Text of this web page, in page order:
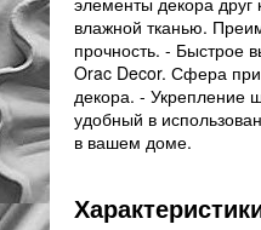
влажной тканью.
прочность. - Быстрое
Orac Decor. Сфера
декора. - Укрепление
удобный в
в вашем доме.